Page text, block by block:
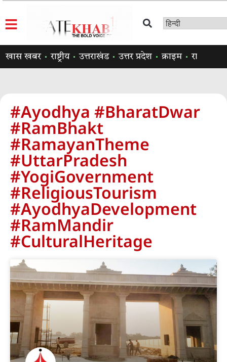
खास खबर राष्ट्रीय उत्तराखंड उत्तर प्रदेश क्राइम राजनीति
#Ayodhya #BharatDwar
#RamBhakt
#RamayanTheme
#UttarPradesh
#YogiGovernment
#ReligiousTourism
#AyodhyaDevelopment
#RamMandir
#CulturalHeritage